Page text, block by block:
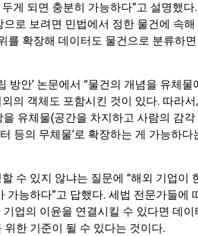
게 되면 충분히 가능하다”고 설명했다.
로 보려면 민법에서 정한 물건에 속해
를 확장해 데이터도 물건으로 분류하면
안’ 논문에서 “물건의 개념을 유체물
의 객체도 포함시킨 것이 있다. 따라서,
유체물(공간을 차지하고 사람의 감각
등의 무체물’로 확장하는 게 가능하다
수 있지 않냐는 질문에 “해외 기업이
능하다”고 답했다. 세법 전문가들에
업의 이윤을 연결시킬 수 있다면 데이
한 기준이 될 수 있다는 것이다.